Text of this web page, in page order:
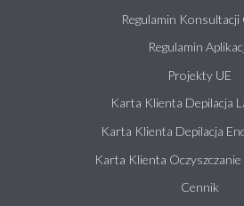
Regulamin Konsultacji
Regulamin
Projekty UE
Karta Klienta Depilacja
Karta Klienta Depilacja
Karta Klienta
Cennik